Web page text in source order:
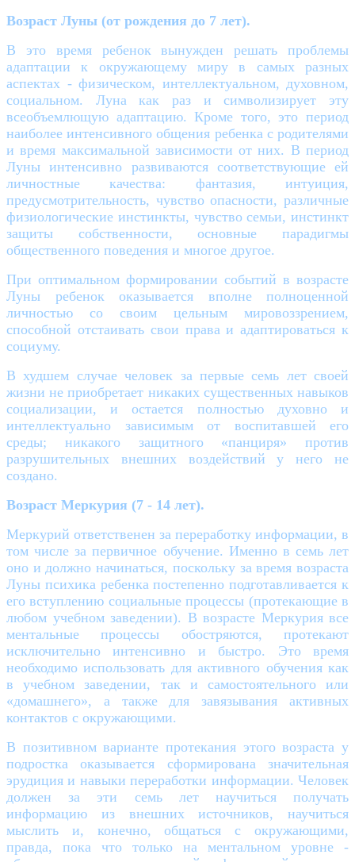
Возраст Луны (от рождения до 7 лет).
В это время ребенок вынужден решать проблемы
адаптации к окружающему миру в самых разных
аспектах - физическом, интеллектуальном, духовном,
социальном. Луна как раз и символизирует эту
всеобъемлющую адаптацию. Кроме того, это период
наиболее интенсивного общения ребенка с родителями
и время максимальной зависимости от них. В период
Луны интенсивно развиваются соответствующие ей
личностные качества: фантазия, интуиция,
предусмотрительность, чувство опасности, различные
физиологические инстинкты, чувство семьи, инстинкт
защиты собственности, основные парадигмы
общественного поведения и многое другое.
При оптимальном формировании событий в возрасте
Луны ребенок оказывается вполне полноценной
личностью со своим цельным мировоззрением,
способной отстаивать свои права и адаптироваться к
социуму.
В худшем случае человек за первые семь лет своей
жизни не приобретает никаких существенных навыков
социализации, и остается полностью духовно и
интеллектуально зависимым от воспитавшей его
среды; никакого защитного «панциря» против
разрушительных внешних воздействий у него не
создано.
Возраст Меркурия (7 - 14 лет).
Меркурий ответственен за переработку информации, в
том числе за первичное обучение. Именно в семь лет
оно и должно начинаться, поскольку за время возраста
Луны психика ребенка постепенно подготавливается к
его вступлению социальные процессы (протекающие в
любом учебном заведении). В возрасте Меркурия все
ментальные процессы обостряются, протекают
исключительно интенсивно и быстро. Это время
необходимо использовать для активного обучения как
в учебном заведении, так и самостоятельного или
«домашнего», а также для завязывания активных
контактов с окружающими.
В позитивном варианте протекания этого возраста у
подростка оказывается сформирована значительная
эрудиция и навыки переработки информации. Человек
должен за эти семь лет научиться получать
информацию из внешних источников, научиться
мыслить и, конечно, общаться с окружающими,
правда, пока что только на ментальном уровне -